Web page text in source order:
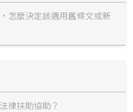
怎麼決定該適用舊條文或新
律扶助協助？